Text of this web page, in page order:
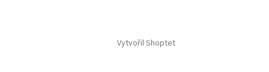
Vytvořil Shoptet